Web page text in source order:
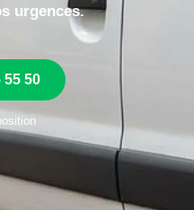
urgences.
55 50